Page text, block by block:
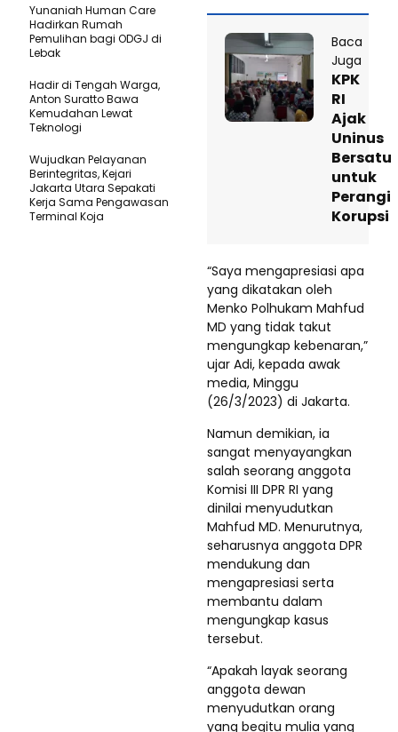
Baca
Juga
KPK
RI
Ajak
Uninus
Bersatu
untuk
Perangi
Korupsi
“Saya mengapresiasi apa
yang dikatakan oleh
Menko Polhukam Mahfud
MD yang tidak takut
mengungkap kebenaran,”
ujar Adi, kepada awak
media, Minggu
(26/3/2023) di Jakarta.
Namun demikian, ia
sangat menyayangkan
salah seorang anggota
Komisi III DPR RI yang
dinilai menyudutkan
Mahfud MD. Menurutnya,
seharusnya anggota DPR
mendukung dan
mengapresiasi serta
membantu dalam
mengungkap kasus
tersebut.
“Apakah layak seorang
anggota dewan
menyudutkan orang
yang begitu mulia yang
Yunaniah Human Care
Hadirkan Rumah
Pemulihan bagi ODGJ di
Lebak
Hadir di Tengah Warga,
Anton Suratto Bawa
Kemudahan Lewat
Teknologi ​
Wujudkan Pelayanan
Berintegritas, Kejari
Jakarta Utara Sepakati
Kerja Sama Pengawasan
Terminal Koja